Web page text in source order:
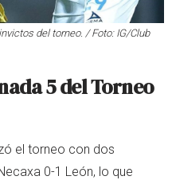
del torneo. / Foto: IG/Club
5 del Torneo
el torneo con dos
0-1 León, lo que